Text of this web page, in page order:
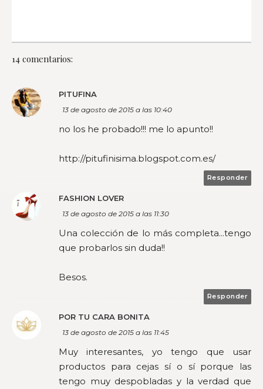
14 comentarios:
PITUFINA
13 de agosto de 2015 a las 10:40
no los he probado!!! me lo apunto!!
http://pitufinisima.blogspot.com.es/
Responder
FASHION LOVER
13 de agosto de 2015 a las 11:30
Una colección de lo más completa...tengo
que probarlos sin duda!!
Besos.
Responder
POR TU CARA BONITA
13 de agosto de 2015 a las 11:45
Muy interesantes, yo tengo que usar
productos para cejas sí o sí porque las
tengo muy despobladas y la verdad que